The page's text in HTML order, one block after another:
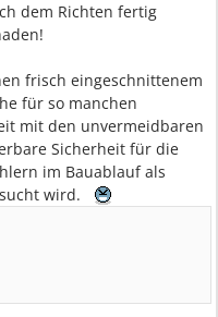
dem Richten fertig
frisch eingeschnittenem
für so manchen
mit den unvermeidbaren
Sicherheit für die
im Bauablauf als
wird.